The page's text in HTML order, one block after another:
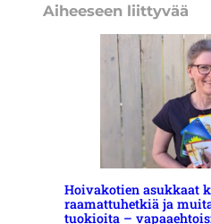
Aiheeseen liittyvää
Hoivakotien asukkaat
raamattuhetkiä ja
tuokioita –